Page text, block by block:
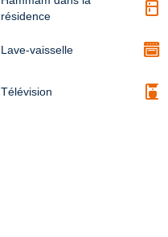
résidence
kitchen
Lave-vaisselle
Télévision coffee_maker